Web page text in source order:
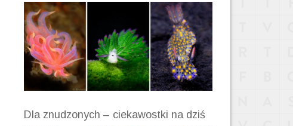
Dla znudzonych – ciekawostki na dziś